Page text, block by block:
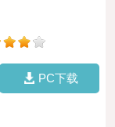
PC下载